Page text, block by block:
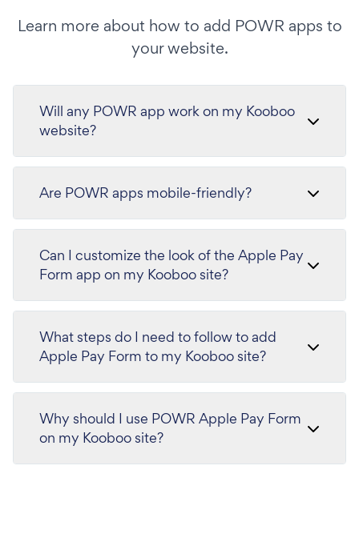
Learn more about how to add POWR apps to
your website.
Will any POWR app work on my Kooboo
website?
Are POWR apps mobile-friendly?
Can I customize the look of the Apple Pay
Form app on my Kooboo site?
What steps do I need to follow to add
Apple Pay Form to my Kooboo site?
Why should I use POWR Apple Pay Form
on my Kooboo site?